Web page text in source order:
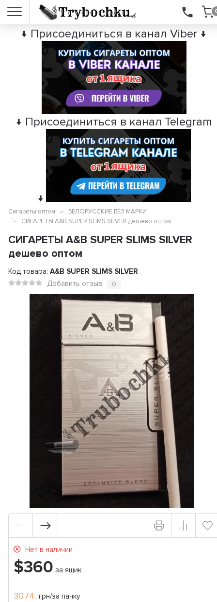
↓ Присоединиться в канал Viber ↓
↓ Присоединиться в канал Telegram
↓
Сигареты оптом
БЕЛОРУССКИЕ БЕЗ МАРКИ
СИГАРЕТЫ A&B SUPER SLIMS SILVER дешево оптом
СИГАРЕТЫ A&B SUPER SLIMS SILVER
дешево оптом
Код товара: A&B SUPER SLIMS SILVER
Добавить отзыв
0
Нет в наличии
$360 за ящик
30.74 грн/за пачку